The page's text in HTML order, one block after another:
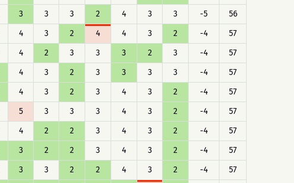
3 3 3 2 4 3 3 -5
56
4 3 2 4 4 3 2 -4
57
4 2 3 3 3 2 3 -4
57
4 3 2 3 3 3 3 -4
57
4 3 2 3 4 3 2 -4
57
5 3 3 3 4 3 2 -4
57
4 2 2 3 4 3 2 -4
57
3 2 2 3 4 3 2 -4
57
3 3 2 2 4 3 2 -4
57